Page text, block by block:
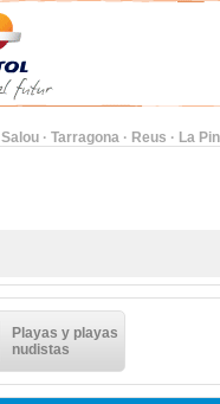
Salou · Tarragona · Reus · La
Playas y playas
nudistas